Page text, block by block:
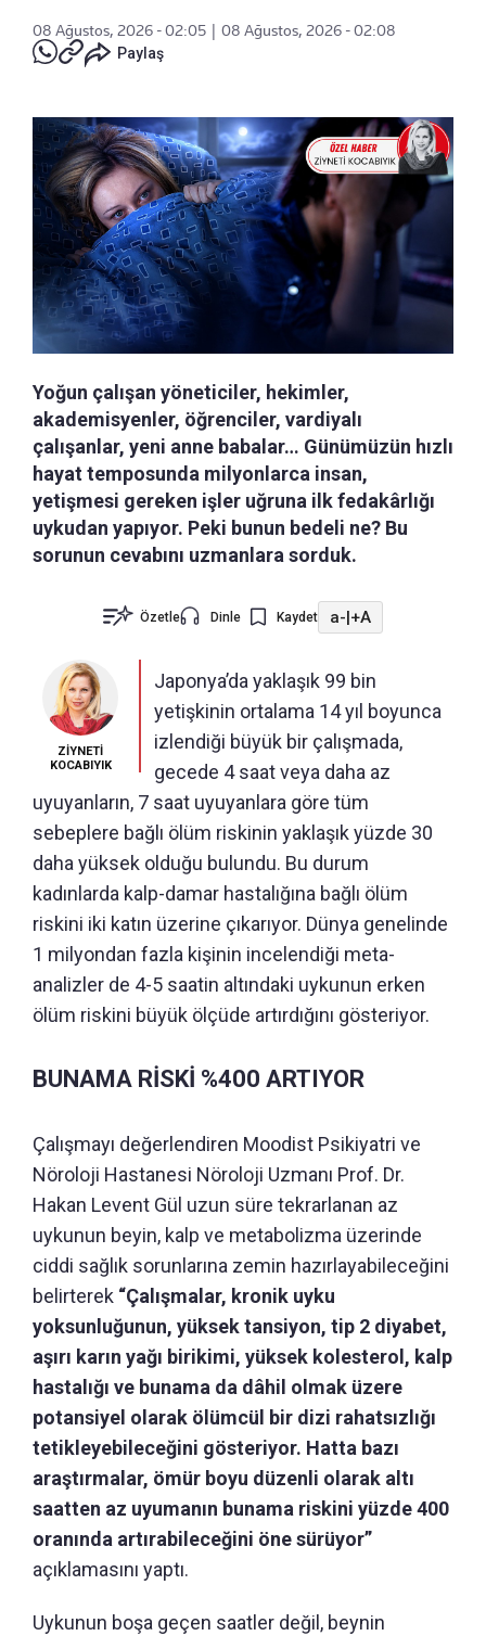
08 Ağustos, 2026 - 02:05
08 Ağustos, 2026 - 02:08
Paylaş
Yoğun çalışan yöneticiler, hekimler,
akademisyenler, öğrenciler, vardiyalı
çalışanlar, yeni anne babalar… Günümüzün hızlı
hayat temposunda milyonlarca insan,
yetişmesi gereken işler uğruna ilk fedakârlığı
uykudan yapıyor. Peki bunun bedeli ne? Bu
sorunun cevabını uzmanlara sorduk.
Özetle Dinle Kaydet a-|+A
ZİYNETİ
KOCABIYIK
Japonya’da yaklaşık 99 bin
yetişkinin ortalama 14 yıl boyunca
izlendiği büyük bir çalışmada,
gecede 4 saat veya daha az
uyuyanların, 7 saat uyuyanlara göre tüm
sebeplere bağlı ölüm riskinin yaklaşık yüzde 30
daha yüksek olduğu bulundu. Bu durum
kadınlarda kalp-damar hastalığına bağlı ölüm
riskini iki katın üzerine çıkarıyor. Dünya genelinde
1 milyondan fazla kişinin incelendiği meta-
analizler de 4-5 saatin altındaki uykunun erken
ölüm riskini büyük ölçüde artırdığını gösteriyor.
BUNAMA RİSKİ %400 ARTIYOR
Çalışmayı değerlendiren Moodist Psikiyatri ve
Nöroloji Hastanesi Nöroloji Uzmanı Prof. Dr.
Hakan Levent Gül uzun süre tekrarlanan az
uykunun beyin, kalp ve metabolizma üzerinde
ciddi sağlık sorunlarına zemin hazırlayabileceğini
belirterek “Çalışmalar, kronik uyku
yoksunluğunun, yüksek tansiyon, tip 2 diyabet,
aşırı karın yağı birikimi, yüksek kolesterol, kalp
hastalığı ve bunama da dâhil olmak üzere
potansiyel olarak ölümcül bir dizi rahatsızlığı
tetikleyebileceğini gösteriyor. Hatta bazı
araştırmalar, ömür boyu düzenli olarak altı
saatten az uyumanın bunama riskini yüzde 400
oranında artırabileceğini öne sürüyor”
açıklamasını yaptı.
Uykunun boşa geçen saatler değil, beynin